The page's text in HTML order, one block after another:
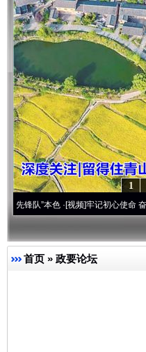
1
·[视频]牢记初心使命 奋进复兴征程
首页 » 政要论坛